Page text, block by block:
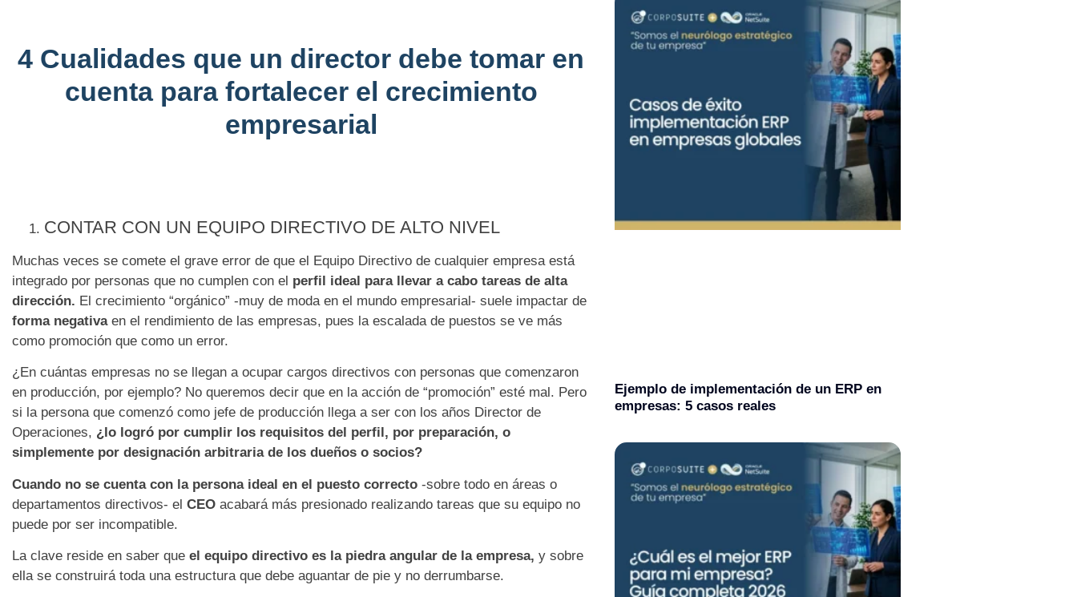
4 Cualidades que un director debe tomar en
cuenta para fortalecer el crecimiento
empresarial
CONTAR CON UN EQUIPO DIRECTIVO DE ALTO NIVEL
Muchas veces se comete el grave error de que el Equipo Directivo de cualquier empresa está
integrado por personas que no cumplen con el perfil ideal para llevar a cabo tareas de alta
dirección. El crecimiento “orgánico” -muy de moda en el mundo empresarial- suele impactar de
forma negativa en el rendimiento de las empresas, pues la escalada de puestos se ve más
como promoción que como un error.
¿En cuántas empresas no se llegan a ocupar cargos directivos con personas que comenzaron
en producción, por ejemplo? No queremos decir que en la acción de “promoción” esté mal. Pero
si la persona que comenzó como jefe de producción llega a ser con los años Director de
Operaciones, ¿ lo logró por cumplir los requisitos del perfil, por preparación, o
simplemente por designación arbitraria de los dueños o socios?
Cuando no se cuenta con la persona ideal en el puesto correcto -sobre todo en áreas o
departamentos directivos- el CEO acabará más presionado realizando tareas que su equipo no
puede por ser incompatible.
La clave reside en saber que el equipo directivo es la piedra angular de la empresa, y sobre
ella se construirá toda una estructura que debe aguantar de pie y no derrumbarse.
Ejemplo de implementación de un ERP en
empresas: 5 casos reales